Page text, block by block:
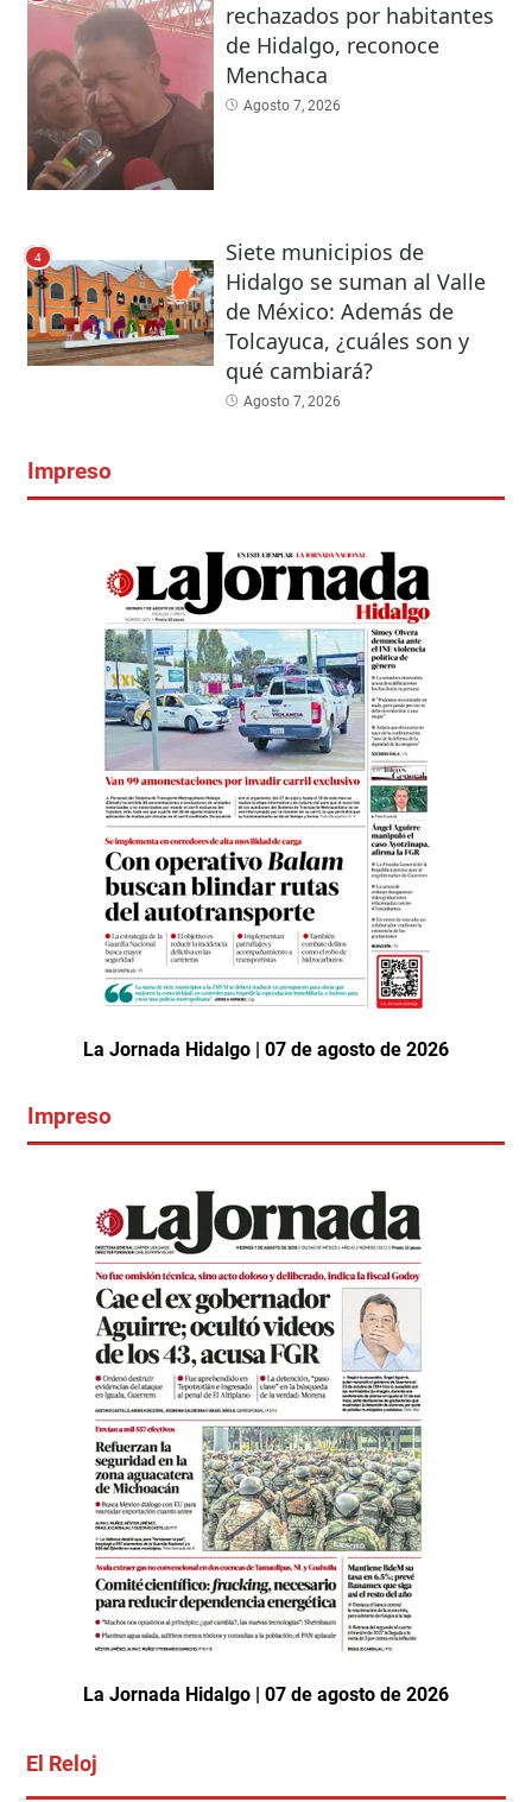
rechazados por habitantes
de Hidalgo, reconoce
Menchaca
Agosto 7, 2026
4
Siete municipios de
Hidalgo se suman al Valle
de México: Además de
Tolcayuca, ¿cuáles son y
qué cambiará?
Agosto 7, 2026
Impreso
La Jornada Hidalgo | 07 de agosto de 2026
Impreso
La Jornada Hidalgo | 07 de agosto de 2026
El Reloj